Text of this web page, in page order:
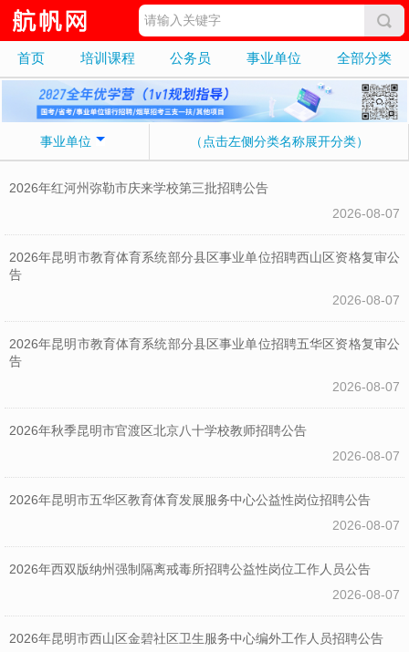
首页 培训课程 公务员 事业单位 全部分类
事业单位 （点击左侧分类名称展开分类）
2026年红河州弥勒市庆来学校第三批招聘公告
2026-08-07
2026年昆明市教育体育系统部分县区事业单位招聘西山区资格复审公
告
2026-08-07
2026年昆明市教育体育系统部分县区事业单位招聘五华区资格复审公
告
2026-08-07
2026年秋季昆明市官渡区北京八十学校教师招聘公告
2026-08-07
2026年昆明市五华区教育体育发展服务中心公益性岗位招聘公告
2026-08-07
2026年西双版纳州强制隔离戒毒所招聘公益性岗位工作人员公告
2026-08-07
2026年昆明市西山区金碧社区卫生服务中心编外工作人员招聘公告